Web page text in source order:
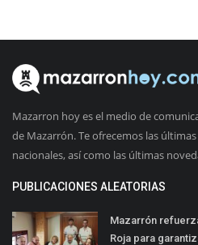
Mazarron hoy es el medio de
de Mazarrón. Te ofrecemos las
nacionales, así como las últimas
PUBLICACIONES ALEATORIAS
Mazarrón
Roja para